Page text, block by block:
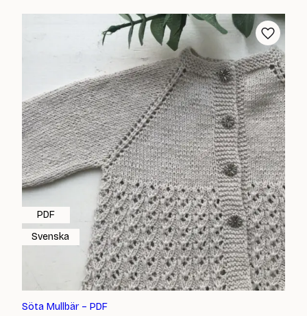
Söta Mullbär – PDF
PDF
Svenska